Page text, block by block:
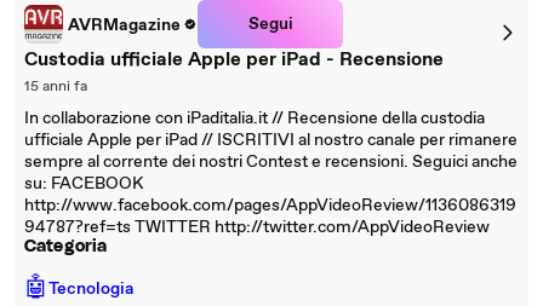
AVRMagazine Segui
Custodia ufficiale Apple per iPad - Recensione
15 anni fa
In collaborazione con iPaditalia.it // Recensione della custodia
ufficiale Apple per iPad // ISCRITIVI al nostro canale per rimanere
sempre al corrente dei nostri Contest e recensioni. Seguici anche
su: FACEBOOK
http://www.facebook.com/pages/AppVideoReview/1136086319
94787?ref=ts TWITTER http://twitter.com/AppVideoReview
Categoria
🤖Tecnologia